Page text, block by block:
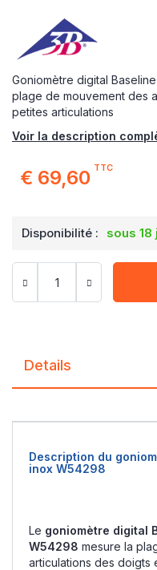
Goniomètre digital
plage de mouvement des
petites articulations
Voir la description
€ 69,60 TTC
Disponibilité : sous 18
Details
Description du
inox W54298
Le goniomètre digital
W54298 mesure la
articulations des doigts